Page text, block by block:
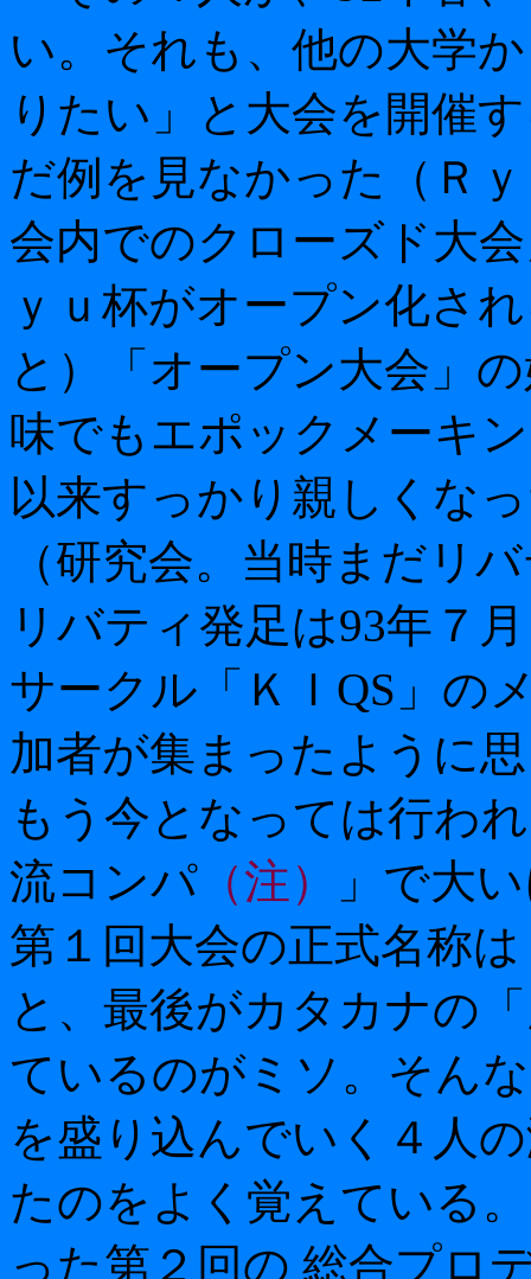
い。それも、他の大学
りたい」と大会を開催
だ例を見なかった（Ｒ
会内でのクローズド大
ｙｕ杯がオープン化さ
と）「オープン大会」
味でもエポックメーキ
以来すっかり親しくな
（研究会。当時まだリ
リバティ発足は93年７
サークル「ＫＩQS」の
加者が集まったように
もう今となっては行わ
流コンパ （注）
」で大
第１回大会の正式名称
と、最後がカタカナの
ているのがミソ。そん
を盛り込んでいく４人
たのをよく覚えている
った第２回の 総合プロ